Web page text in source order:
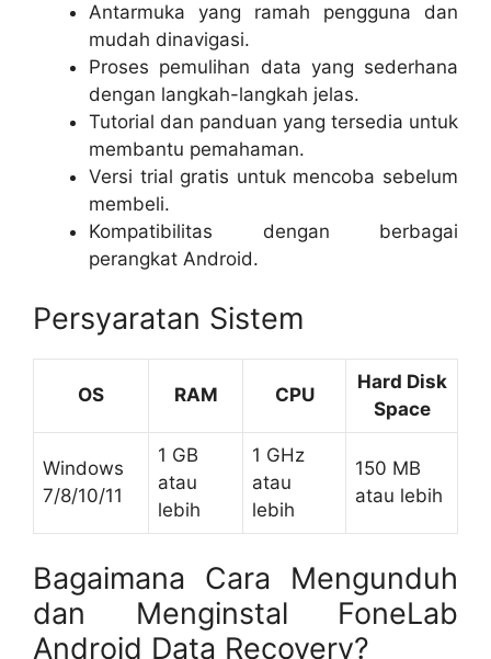
Antarmuka yang ramah pengguna dan
mudah dinavigasi.
Proses pemulihan data yang sederhana
dengan langkah-langkah jelas.
Tutorial dan panduan yang tersedia untuk
membantu pemahaman.
Versi trial gratis untuk mencoba sebelum
membeli.
Kompatibilitas dengan berbagai
perangkat Android.
Persyaratan Sistem
OS RAM CPU
Hard Disk
Space
Windows
7/8/10/11
1 GB
atau
lebih
1 GHz
atau
lebih
150 MB
atau lebih
Bagaimana Cara Mengunduh
dan Menginstal FoneLab
Android Data Recovery?